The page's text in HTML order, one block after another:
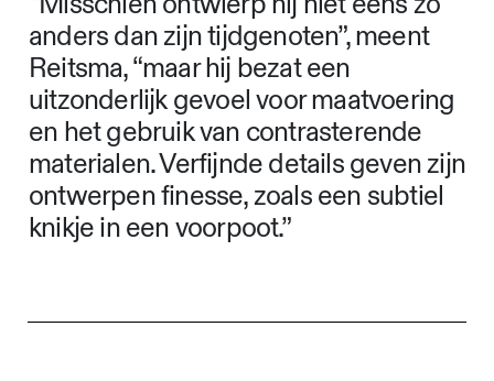
anders dan zijn tijdgenoten”, meent
Reitsma, “maar hij bezat een
uitzonderlijk gevoel voor maatvoering
en het gebruik van contrasterende
materialen. Verfijnde details geven zijn
ontwerpen finesse, zoals een subtiel
knikje in een voorpoot.”